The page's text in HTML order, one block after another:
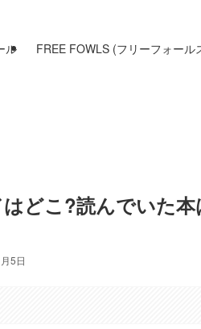
ル FREE FOWLS (フリーフォール
どこ?読んでいた
5日